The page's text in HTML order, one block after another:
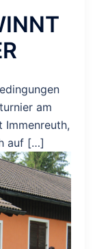
am
Immenreuth,
auf […]